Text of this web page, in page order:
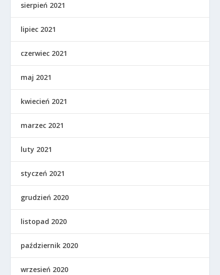
sierpień 2021
lipiec 2021
czerwiec 2021
maj 2021
kwiecień 2021
marzec 2021
luty 2021
styczeń 2021
grudzień 2020
listopad 2020
październik 2020
wrzesień 2020